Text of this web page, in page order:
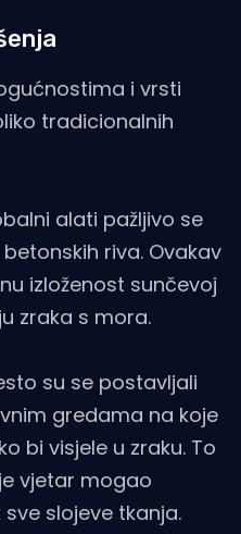
i vrsti
tradicionalnih
alati pažljivo se
riva. Ovakav
izloženost sunčevoj
zraka s mora.
su se postavljali
gredama na koje
bi visjele u zraku. To
vjetar mogao
slojeve tkanja.